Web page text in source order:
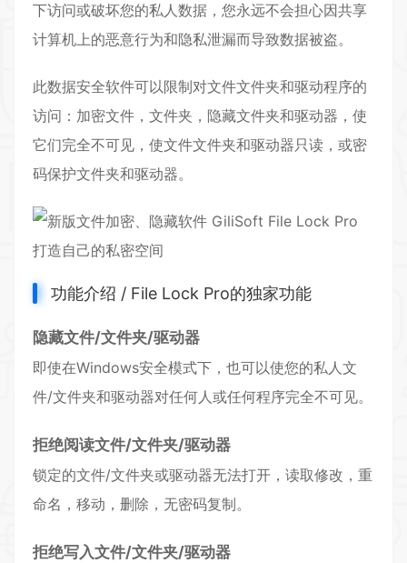
下访问或破坏您的私人数据，您永远不会担心因共享
计算机上的恶意行为和隐私泄漏而导致数据被盗。
此数据安全软件可以限制对文件文件夹和驱动程序的
访问：加密文件，文件夹，隐藏文件夹和驱动器，使
它们完全不可见，使文件文件夹和驱动器只读，或密
码保护文件夹和驱动器。
功能介绍 / File Lock Pro的独家功能
隐藏文件/文件夹/驱动器
即使在Windows安全模式下，也可以使您的私人文
件/文件夹和驱动器对任何人或任何程序完全不可见。
拒绝阅读文件/文件夹/驱动器
锁定的文件/文件夹或驱动器无法打开，读取修改，重
命名，移动，删除，无密码复制。
拒绝写入文件/文件夹/驱动器